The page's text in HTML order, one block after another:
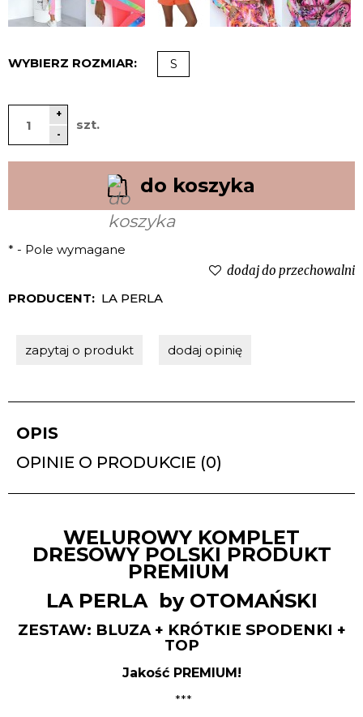
WYBIERZ ROZMIAR: S
+
-
szt.
do koszyka
* - Pole wymagane
dodaj do przechowalni
PRODUCENT: LA PERLA
zapytaj o produkt dodaj opinię
OPIS
OPINIE O PRODUKCIE (0)
WELUROWY KOMPLET
DRESOWY POLSKI PRODUKT
PREMIUM
LA PERLA by OTOMAŃSKI
ZESTAW: BLUZA + KRÓTKIE SPODENKI +
TOP
Jakość PREMIUM!
***